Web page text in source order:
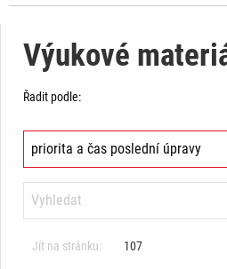
Výukové
Řadit podle:
Jít na stránku: 107